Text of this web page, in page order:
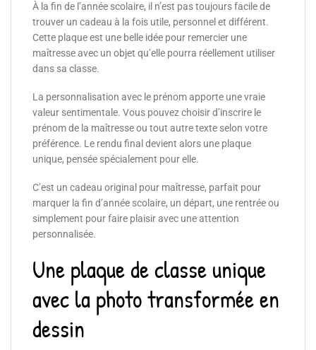
À la fin de l’année scolaire, il n’est pas toujours facile de
trouver un cadeau à la fois utile, personnel et différent.
Cette plaque est une belle idée pour remercier une
maîtresse avec un objet qu’elle pourra réellement utiliser
dans sa classe.
La personnalisation avec le prénom apporte une vraie
valeur sentimentale. Vous pouvez choisir d’inscrire le
prénom de la maîtresse ou tout autre texte selon votre
préférence. Le rendu final devient alors une plaque
unique, pensée spécialement pour elle.
C’est un cadeau original pour maîtresse, parfait pour
marquer la fin d’année scolaire, un départ, une rentrée ou
simplement pour faire plaisir avec une attention
personnalisée.
Une plaque de classe unique
avec la photo transformée en
dessin